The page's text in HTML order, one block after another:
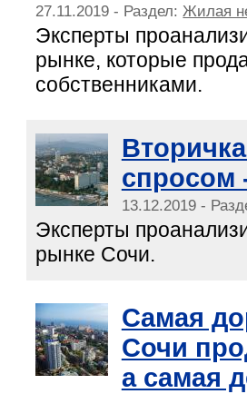
27.11.2019 - Раздел:Жилая
Эксперты
рынке, которые
собственниками.
спросом
13.12.2019 -
Эксперты
рынке Сочи.
Самая
Сочи
а самая